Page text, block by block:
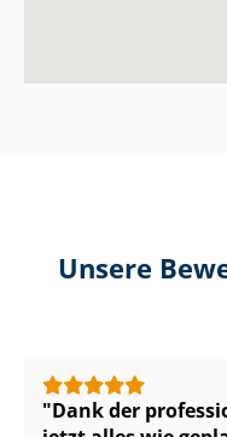
Unsere
Dank der